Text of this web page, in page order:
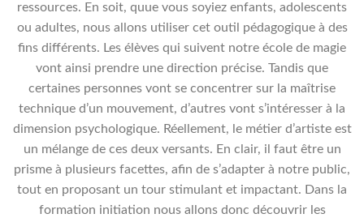
ressources. En soit, quue vous soyiez enfants, adolescents
ou adultes, nous allons utiliser cet outil pédagogique à des
fins différents. Les élèves qui suivent notre école de magie
vont ainsi prendre une direction précise. Tandis que
certaines personnes vont se concentrer sur la maîtrise
technique d’un mouvement, d’autres vont s’intéresser à la
dimension psychologique. Réellement, le métier d’artiste est
un mélange de ces deux versants. En clair, il faut être un
prisme à plusieurs facettes, afin de s’adapter à notre public,
tout en proposant un tour stimulant et impactant. Dans la
formation initiation nous allons donc découvrir les